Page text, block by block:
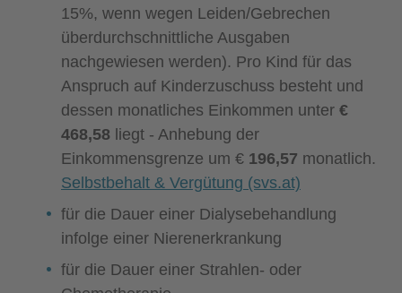
15%, wenn wegen Leiden/Gebrechen
überdurchschnittliche Ausgaben
nachgewiesen werden). Pro Kind für das
Anspruch auf Kinderzuschuss besteht und
dessen monatliches Einkommen unter €
468,58 liegt - Anhebung der
Einkommensgrenze um € 196,57 monatlich.
Selbstbehalt & Vergütung (svs.at)
für die Dauer einer Dialysebehandlung
infolge einer Nierenerkrankung
für die Dauer einer Strahlen- oder